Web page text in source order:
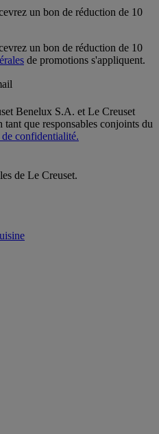
un bon de réduction de 10
un bon de réduction de 10
de promotions s'appliquent.
Benelux S.A. et Le Creuset
que responsables conjoints du
confidentialité.
de Le Creuset.